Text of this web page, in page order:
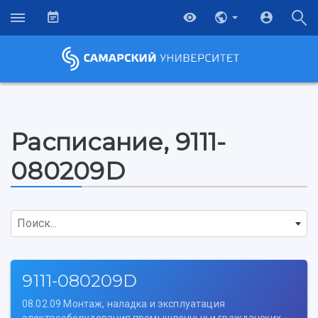
Расписание, 9111-
080209D
Поиск...
9111-080209D
08.02.09 Монтаж, наладка и эксплуатация